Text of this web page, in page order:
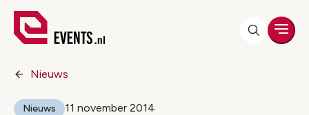
Nieuws
Nieuws 11 november 2014